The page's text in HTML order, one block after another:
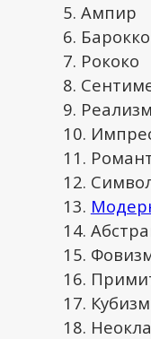
Ампир
Барокко
Рококо
Реализм
Кубизм